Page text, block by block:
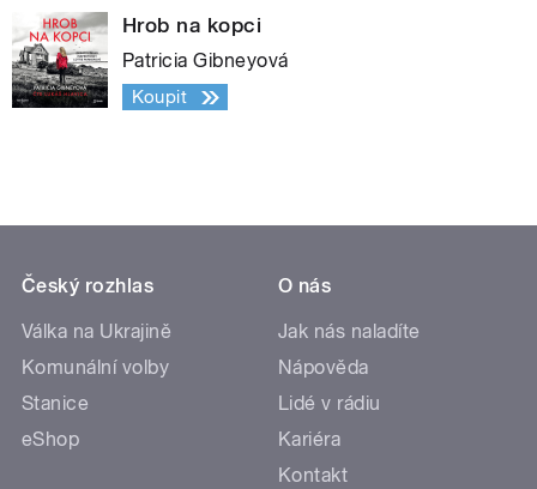
Hrob na kopci
Patricia Gibneyová
Koupit
Český rozhlas
Válka na Ukrajině
Komunální volby
Stanice
eShop
O nás
Jak nás naladíte
Nápověda
Lidé v rádiu
Kariéra
Kontakt